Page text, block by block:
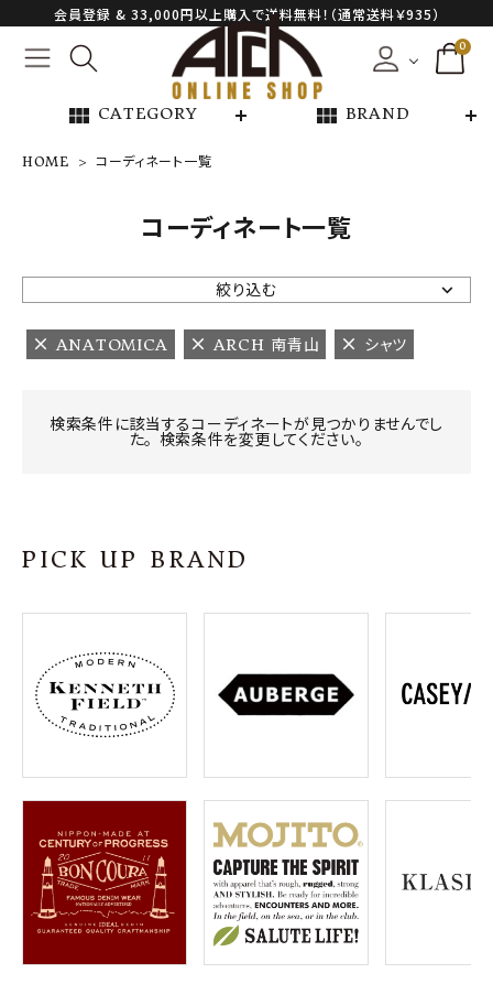
会員登録 & 33,000円以上購入で送料無料！（通常送料￥935）
0
view_module CATEGORY view_module BRAND
NEW ARRIVAL
ARCH EXCLUSIVE
BRAND
INFORMATION
ご利用ガイド
プライバシーポリシー
特定商取引法について
お問い合わせ
OFFICIAL WEB SITE
ACCOUNT MENU
ようこそ ゲスト 様
meeting_room ログイン 会員登録
HOME コーディネート一覧
コーディネート一覧
絞り込む
ANATOMICA ARCH 南青山 シャツ
検索条件に該当するコーディネートが見つかりませんでし
た。 検索条件を変更してください。
PICK UP BRAND